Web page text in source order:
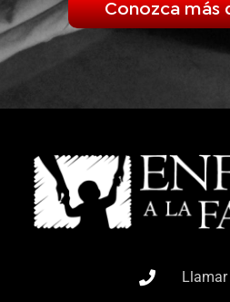
Conozca más